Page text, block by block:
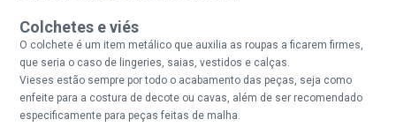
Colchetes e viés
O colchete é um item metálico que auxilia as roupas a ficarem firmes,
que seria o caso de lingeries, saias, vestidos e calças.
Vieses estão sempre por todo o acabamento das peças, seja como
enfeite para a costura de decote ou cavas, além de ser recomendado
especificamente para peças feitas de malha.